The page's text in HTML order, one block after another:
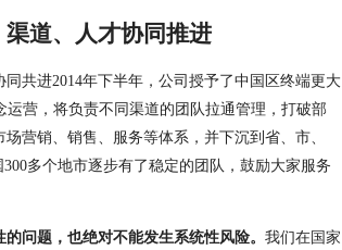
道、人才协同推进
共进2014年下半年，公司授予了中国区终端更大
营，将负责不同渠道的团队拉通管理，打破部
营销、销售、服务等体系，并下沉到省、市、
多个地市逐步有了稳定的团队，鼓励大家服务
问题，也绝对不能发生系统性风险。 我们在国家